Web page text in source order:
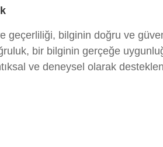
geçerliliği, bilginin doğru ve
bir bilginin gerçeğe
ve deneysel olarak